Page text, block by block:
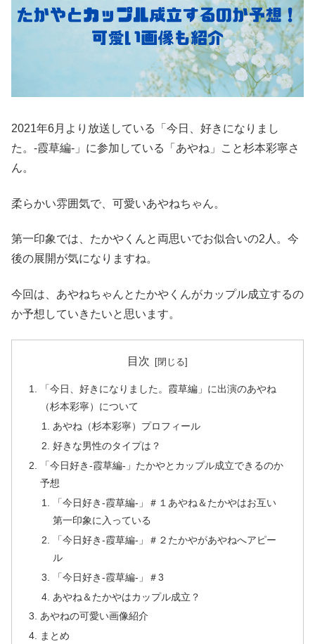
2021年6月より放送している「今日、好きになりまし
た。-霞草編-」に参加している「あやね」こと杉本彩寧さ
ん。
柔らかい雰囲気で、可愛いあやねちゃん。
第一印象では、たかやくんと両思いでお似合いの2人。今
後の展開が気になりますね。
今回は、あやねちゃんとたかやくんがカップル成立するの
か予想していきたいと思います。
目次
「今日、好きになりました。霞草編」に出演のあやね
（杉本彩寧）について
あやね（杉本彩寧）プロフィール
好きな男性のタイプは？
「今日好き-霞草編-」たかやとカップル成立できるのか
予想
「今日好き-霞草編-」＃１あやね＆たかやはお互い
第一印象に入っている
「今日好き-霞草編-」＃２たかやがあやねへアピー
ル
「今日好き-霞草編-」＃3
あやね＆たかやはカップル成立？
あやねの可愛い画像紹介
まとめ